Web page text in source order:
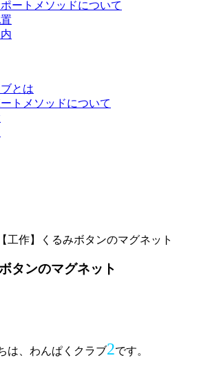
とは
トメソッドについて
【工作】くるみボタンのマグネット
タンのマグネット
は、わんぱくクラブ2です。